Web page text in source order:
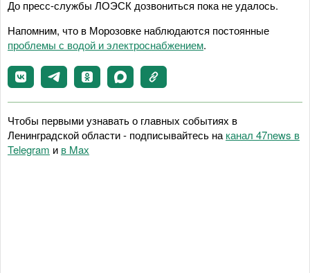
До пресс-службы ЛОЭСК дозвониться пока не удалось.
Напомним, что в Морозовке наблюдаются постоянные
проблемы с водой и электроснабжением.
Чтобы первыми узнавать о главных событиях в
Ленинградской области - подписывайтесь на канал 47news в
Telegram и в Maх